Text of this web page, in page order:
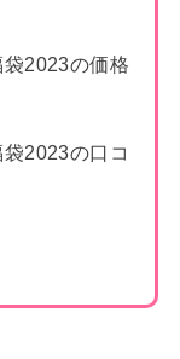
2023の価格
2023の口コ